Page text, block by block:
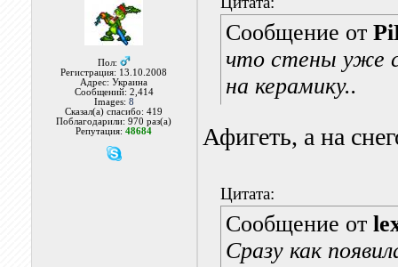
Пол:
Регистрация: 13.10.2008
Адрес: Украина
Сообщений: 2,414
Images: 8
Сказал(а) спасибо: 419
Поблагодарили: 970 раз(а)
Репутация:48684
Сообщение от
что стены уже
на керамику..
Афигеть, а на
Цитата:
Сообщение от
Сразу как